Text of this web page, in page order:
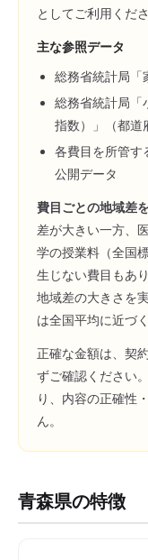
としてご利用くださ
主な参照データ
総務省統計局「
総務省統計局「
指数）」（都道
各費目を所管す
公開データ
費目ごとの地域差
差が大きい一方、
学の授業料（全国
生じない費目もあ
地域差の大きさを
は全国平均に近づ
正確な金額は、契
ずご確認ください
り、内容の正確性
ん。
青森県の特徴